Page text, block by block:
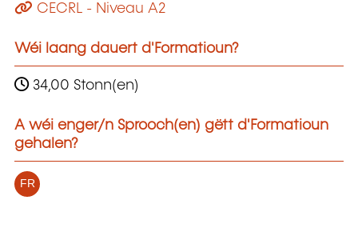
CECRL - Niveau A2
Wéi laang dauert d'Formatioun?
34,00 Stonn(en)
A wéi enger/n Sprooch(en) gëtt d'Formatioun
gehalen?
FR